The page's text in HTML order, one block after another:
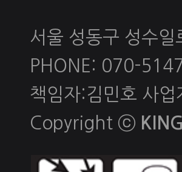
서울 성동구 성수
PHONE: 070-
책임자:김민호 사
Copyright ⓒ